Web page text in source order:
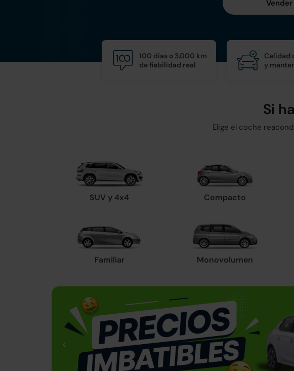
100 días o 3.000 km
de fiabilidad real
Calidad
y
Si
Elige el coche
SUV y 4x4 Compacto
Familiar Monovolumen